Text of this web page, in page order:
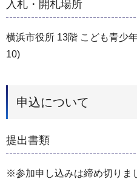
入札・開札場所
横浜市役所 13階 こども青少
10)
申込について
提出書類
※参加申し込みは締め切りま